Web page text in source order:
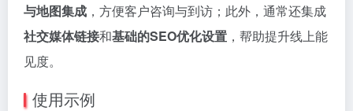
与地图集成 ，方便客户咨询与到访；此外，通常还集成
社交媒体链接和基础的SEO优化设置 ，帮助提升线上能
见度。
使用示例